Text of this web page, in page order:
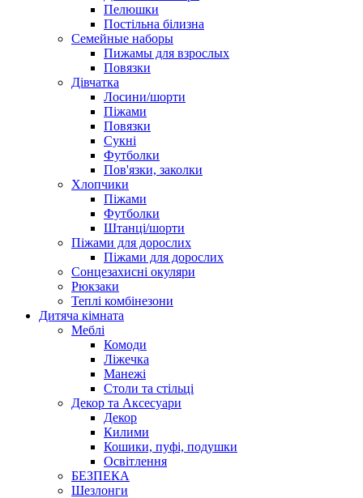
Пелюшки
Постільна білизна
Семейные наборы
Пижамы для взрослых
Повязки
Дівчатка
Лосини/шорти
Піжами
Повязки
Сукні
Футболки
Пов'язки, заколки
Хлопчики
Піжами
Футболки
Штанці/шорти
Піжами для дорослих
Піжами для дорослих
Сонцезахисні окуляри
Рюкзаки
Теплі комбінезони
Дитяча кімната
Меблі
Комоди
Ліжечка
Манежі
Столи та стільці
Декор та Аксесуари
Декор
Килими
Кошики, пуфі, подушки
Освітлення
БЕЗПЕКА
Шезлонги